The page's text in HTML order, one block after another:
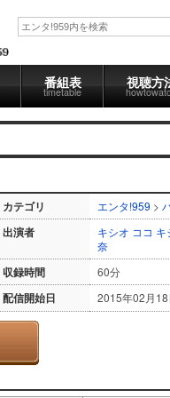
番組表
timetable
視聴方
カテゴリ エンタ!959 >
出演者 キシオ ココ キ
奈
収録時間 60分
配信開始日 2015年02月